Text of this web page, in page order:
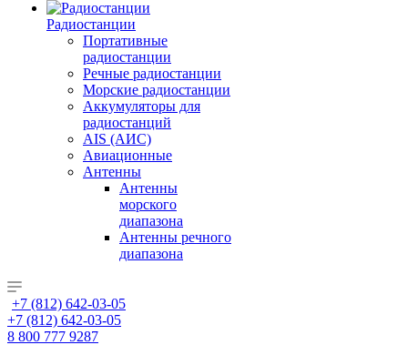
Радиостанции
Портативные
радиостанции
Речные радиостанции
Морские радиостанции
Аккумуляторы для
радиостанций
AIS (АИС)
Авиационные
Антенны
Антенны
морского
диапазона
Антенны речного
диапазона
+7 (812) 642-03-05
+7 (812) 642-03-05
8 800 777 9287